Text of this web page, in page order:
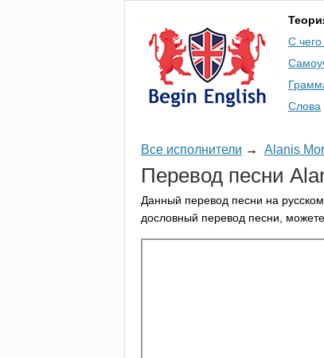
С чего
Слова
Все исполнители → Alanis
Перевод песни
Данный перевод песни на
дословный перевод песни,